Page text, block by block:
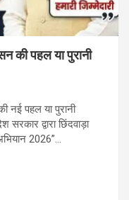
की पहल या पुरानी
नई पहल या पुरानी
द्वारा छिंदवाड़ा
2026”…